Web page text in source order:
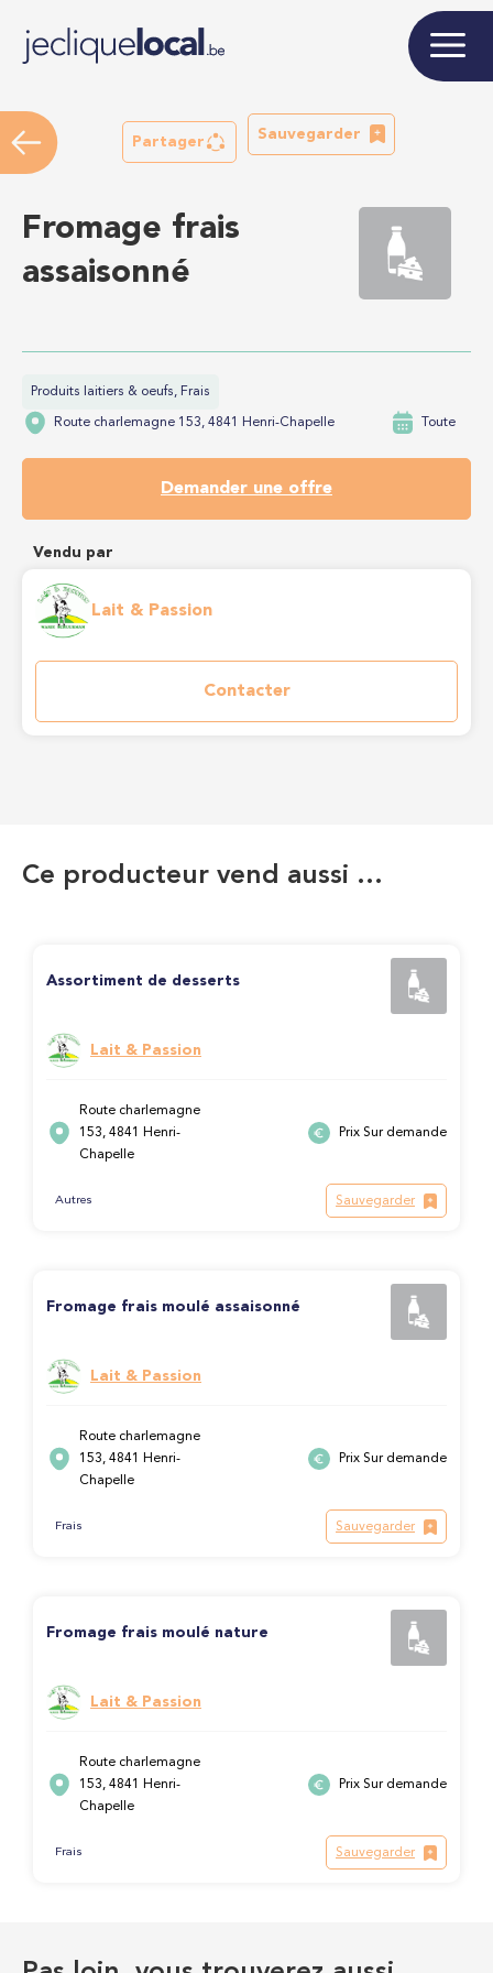
Partager
Sauvegarder
Fromage frais
assaisonné
Produits laitiers & oeufs, Frais
Route charlemagne 153, 4841 Henri-Chapelle Toute
Demander une offre
Vendu par
Lait & Passion
Contacter
Ce producteur vend aussi …
Assortiment de desserts
Lait & Passion
Route charlemagne
153, 4841 Henri-
Chapelle
Prix Sur demande
Autres Sauvegarder
Fromage frais moulé assaisonné
Lait & Passion
Route charlemagne
153, 4841 Henri-
Chapelle
Prix Sur demande
Frais Sauvegarder
Fromage frais moulé nature
Lait & Passion
Route charlemagne
153, 4841 Henri-
Chapelle
Prix Sur demande
Frais Sauvegarder